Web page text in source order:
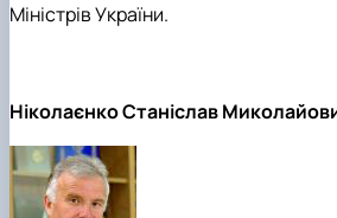
Міністрів України.
Ніколаєнко Станіслав